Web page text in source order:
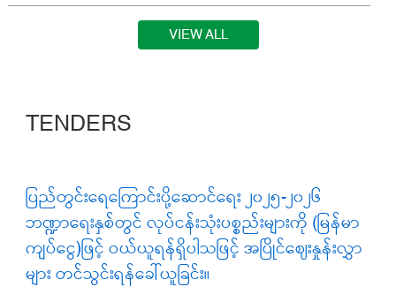
VIEW ALL
TENDERS
ပြည်တွင်းရေကြောင်းပို့ဆောင်ရေး ၂၀၂၅-၂၀၂၆
ဘဏ္ဍာရေးနှစ်တွင် လုပ်ငန်းသုံးပစ္စည်းများကို (မြန်မာ
ကျပ်ငွေ)ဖြင့် ဝယ်ယူရန်ရှိပါသဖြင့် အပြိုင်ဈေးနှုန်းလွှာ
များ တင်သွင်းရန်ခေါ်ယူခြင်း။